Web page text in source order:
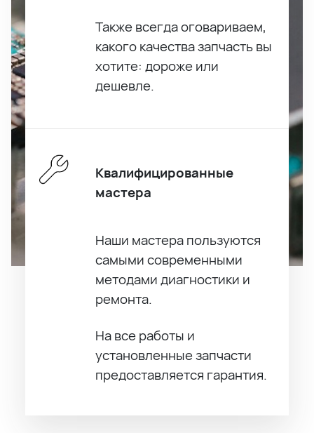
Также всегда оговариваем,
какого качества запчасть вы
хотите: дороже или
дешевле.
Квалифицированные
мастера
Наши мастера пользуются
самыми современными
методами диагностики и
ремонта.
На все работы и
установленные запчасти
предоставляется гарантия.